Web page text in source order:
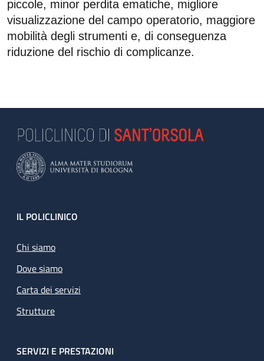
piccole, minor perdita ematiche, migliore
visualizzazione del campo operatorio, maggiore
mobilità degli strumenti e, di conseguenza
riduzione del rischio di complicanze.
Footer
IL POLICLINICO
Chi siamo
Dove siamo
Carta dei servizi
Strutture
SERVIZI E PRESTAZIONI